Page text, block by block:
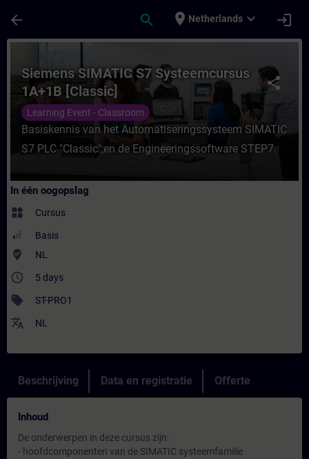
arrow_back search place Netherlands expand_more login
share
Siemens SIMATIC S7 Systeemcursus
1A+1B [Classic]
Learning Event - Classroom
Basiskennis van het Automatiseringssysteem SIMATIC
S7 PLC "Classic";en de Engineeringssoftware STEP7.
In één oogopslag
widgets Cursus
Basis
where_to_vote NL
access_time 5 days
sell ST-PRO1
translate NL
Beschrijving Data en registratie Offerte
Inhoud
De onderwerpen in deze cursus zijn:
- hoofdcomponenten van de SIMATIC systeemfamilie